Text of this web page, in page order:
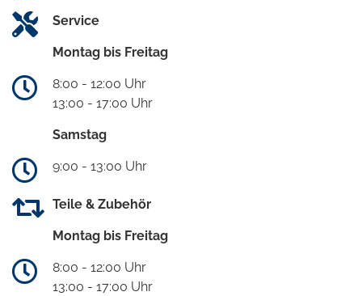
Service
Montag bis Freitag
8:00 - 12:00 Uhr
13:00 - 17:00 Uhr
Samstag
9:00 - 13:00 Uhr
Teile & Zubehör
Montag bis Freitag
8:00 - 12:00 Uhr
13:00 - 17:00 Uhr